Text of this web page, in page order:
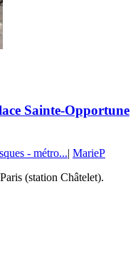
Sainte-Opportune
- métro...| MarieP
(station Châtelet).